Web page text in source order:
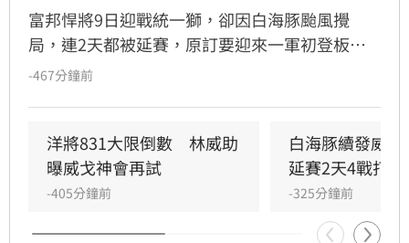
富邦悍將9日迎戰統一獅，卻因白海豚颱風攪
局，連2天都被延賽，原訂要迎來一軍初登板的
新洋投瑪帝斯預計要等到11日才能上陣，不過他
-467分鐘前
洋將831大限倒數　林威助
曝威戈神會再試
-405分鐘前
白海豚續發威
延賽2天4戰打
-325分鐘前